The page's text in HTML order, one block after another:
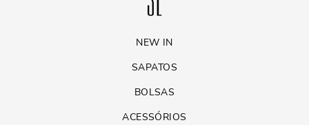
NEW IN
SAPATOS
BOLSAS
ACESSÓRIOS